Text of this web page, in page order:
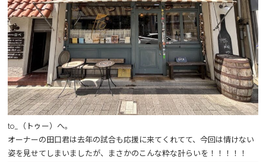
to_（トゥー）へ。
オーナーの田口君は去年の試合も応援に来てくれてて、今回は情けない
姿を見せてしまいましたが、まさかのこんな粋な計らいを！！！！！